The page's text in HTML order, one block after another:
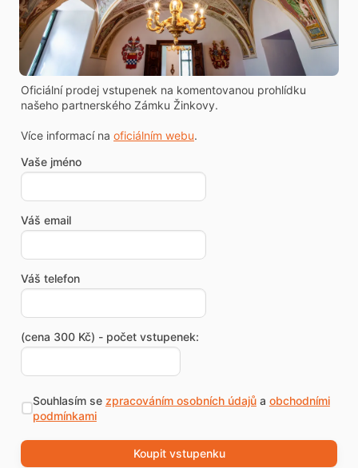
Oficiální prodej vstupenek na komentovanou prohlídku
našeho partnerského Zámku Žinkovy.
Více informací na oficiálním webu.
Vaše jméno
Váš email
Váš telefon
(cena 300 Kč) - počet vstupenek:
Souhlasím se zpracováním osobních údajůa obchodními
podmínkami
Koupit vstupenku